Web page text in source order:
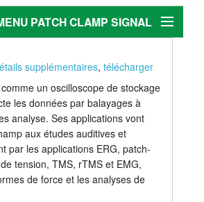
PATCH CLAMP SIGNAL
Génération de stimuli
Analyse
Analyse de canal unique
supplémentaires, télécharger
un oscilloscope de stockage
les données par balayages à
analyse. Ses applications vont
aux études auditives et
par les applications ERG, patch-
tension, TMS, rTMS et EMG,
de force et les analyses de